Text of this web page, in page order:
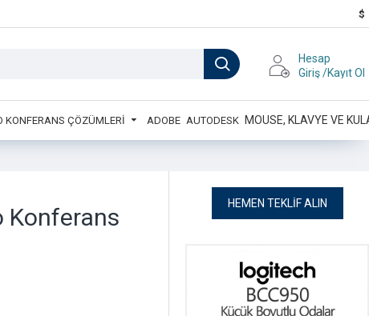
$
Hesap
Giriş /Kayıt Ol
KONFERANS ÇÖZÜMLERİ ADOBE AUTODESK MOUSE, KLAVYE VE
Konferans
HEMEN TEKLIF ALIN